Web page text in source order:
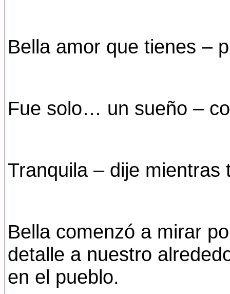
Bella amor que tienes –
Fue solo… un sueño –
Tranquila – dije
Bella comenzó a mirar
detalle a nuestro
en el pueblo.